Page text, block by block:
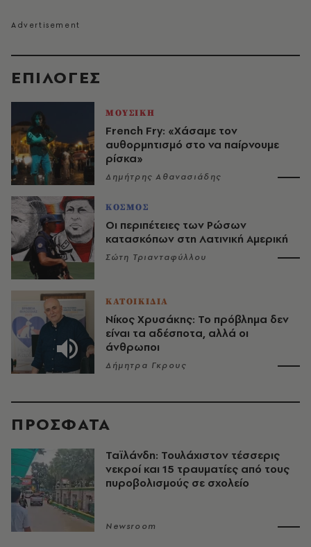
EΠΙΛΟΓΈΣ
ΜΟΥΣΙΚΗ
French Fry: «Χάσαμε τον
αυθορμητισμό στο να παίρνουμε
ρίσκα»
Δημήτρης Αθανασιάδης
ΚΟΣΜΟΣ
Οι περιπέτειες των Ρώσων
κατασκόπων στη Λατινική Αμερική
Σώτη Τριανταφύλλου
ΚΑΤΟΙΚΙΔΙΑ
Νίκος Χρυσάκης: Το πρόβλημα δεν
είναι τα αδέσποτα, αλλά οι
άνθρωποι
Δήμητρα Γκρους
ΠΡΟΣΦΑΤΑ
Ταϊλάνδη: Τουλάχιστον τέσσερις
νεκροί και 15 τραυματίες από τους
πυροβολισμούς σε σχολείο
Newsroom